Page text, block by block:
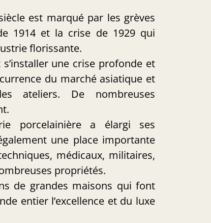
est marqué par les grèves
1914 et la crise de 1929 qui
florissante.
une crise profonde et
du marché asiatique et
ateliers. De nombreuses
porcelainière a élargi ses
une place importante
médicaux, militaires,
propriétés.
de grandes maisons qui font
entier l’excellence et du luxe